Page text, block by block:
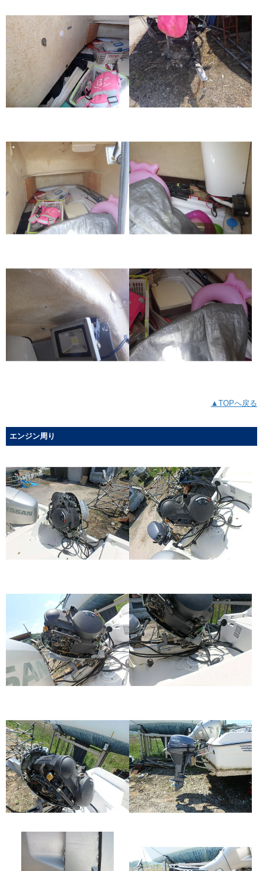
▲TOPへ戻る
エンジン周り